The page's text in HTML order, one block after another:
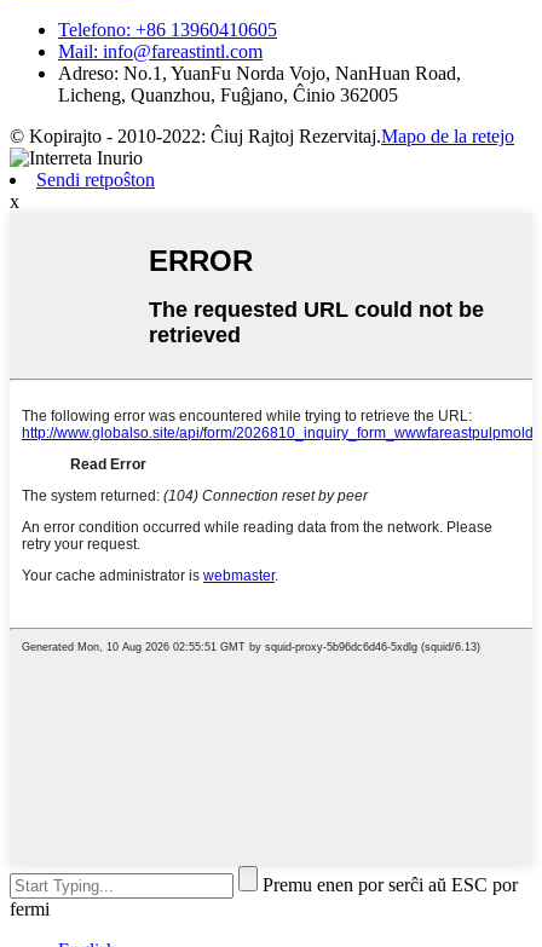
Telefono: +86 13960410605
Mail: info@fareastintl.com
Adreso: No.1, YuanFu Norda Vojo, NanHuan Road,
Licheng, Quanzhou, Fuĝjano, Ĉinio 362005
© Kopirajto - 2010-2022: Ĉiuj Rajtoj Rezervitaj.Mapo de la retejo
Sendi retpoŝton
x
Premu enen por serĉi aŭ ESC por
fermi